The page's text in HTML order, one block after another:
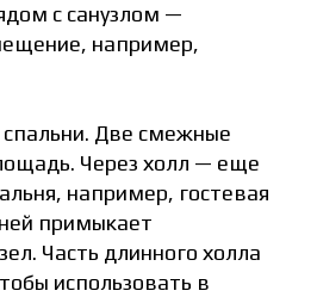
с санузлом —
например,
Две смежные
Через холл — еще
например, гостевая
примыкает
Часть длинного холла
использовать в